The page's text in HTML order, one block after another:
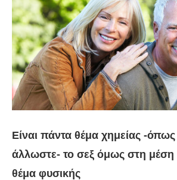
Είναι πάντα θέμα χημείας -
άλλωστε- το σεξ όμως στη μέση
θέμα φυσικής